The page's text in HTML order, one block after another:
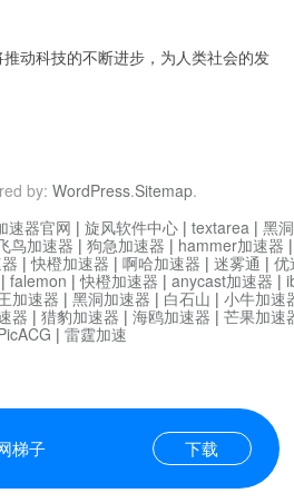
动科技的不断进步，为人类社会的发
by: WordPress.Sitemap.
梯子 下载
速器官网 | 旋风软件中心 | textarea | 黑
鸟加速器 | 狗急加速器 | hammer加速器
|快橙加速器 | 啊哈加速器 | 迷雾通 | 优
| falemon |快橙加速器 | anycast加速器 |
加速器 | 黑洞加速器 | 白石山 | 小牛加速
器 | 猎豹加速器 | 海鸥加速器 | 芒果加速
| 雷霆加速